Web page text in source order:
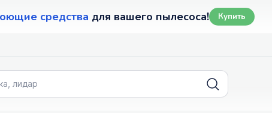
средства для вашего пылесоса! Купить